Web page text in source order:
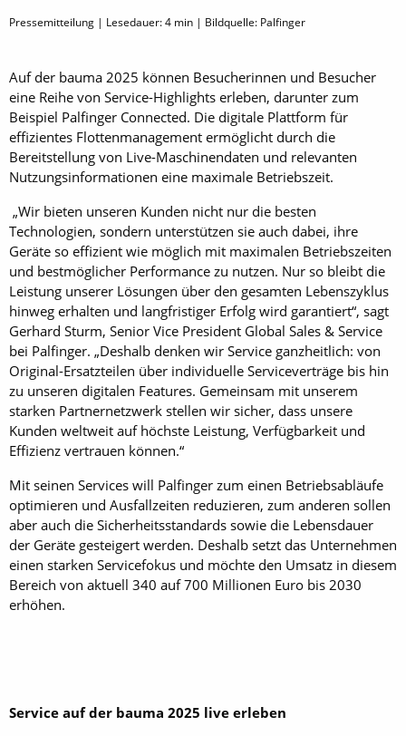
Pressemitteilung | Lesedauer:4 min | Bildquelle: Palfinger
Auf der bauma 2025 können Besucherinnen und Besucher
eine Reihe von Service-Highlights erleben, darunter zum
Beispiel Palfinger Connected. Die digitale Plattform für
effizientes Flottenmanagement ermöglicht durch die
Bereitstellung von Live-Maschinendaten und relevanten
Nutzungsinformationen eine maximale Betriebszeit.
„Wir bieten unseren Kunden nicht nur die besten
Technologien, sondern unterstützen sie auch dabei, ihre
Geräte so effizient wie möglich mit maximalen Betriebszeiten
und bestmöglicher Performance zu nutzen. Nur so bleibt die
Leistung unserer Lösungen über den gesamten Lebenszyklus
hinweg erhalten und langfristiger Erfolg wird garantiert“, sagt
Gerhard Sturm, Senior Vice President Global Sales & Service
bei Palfinger. „Deshalb denken wir Service ganzheitlich: von
Original-Ersatzteilen über individuelle Serviceverträge bis hin
zu unseren digitalen Features. Gemeinsam mit unserem
starken Partnernetzwerk stellen wir sicher, dass unsere
Kunden weltweit auf höchste Leistung, Verfügbarkeit und
Effizienz vertrauen können.“
Mit seinen Services will Palfinger zum einen Betriebsabläufe
optimieren und Ausfallzeiten reduzieren, zum anderen sollen
aber auch die Sicherheitsstandards sowie die Lebensdauer
der Geräte gesteigert werden. Deshalb setzt das Unternehmen
einen starken Servicefokus und möchte den Umsatz in diesem
Bereich von aktuell 340 auf 700 Millionen Euro bis 2030
erhöhen.
Service auf der bauma 2025 live erleben